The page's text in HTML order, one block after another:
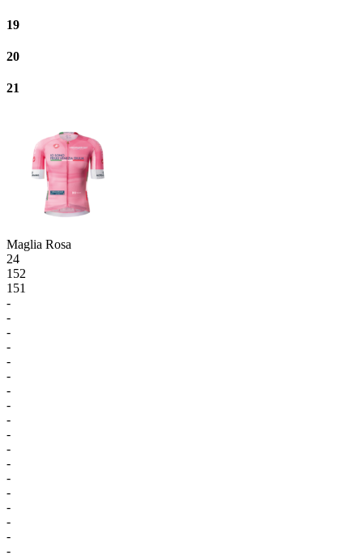
19
20
21
Maglia Rosa
24
152
151
-
-
-
-
-
-
-
-
-
-
-
-
-
-
-
-
-
-